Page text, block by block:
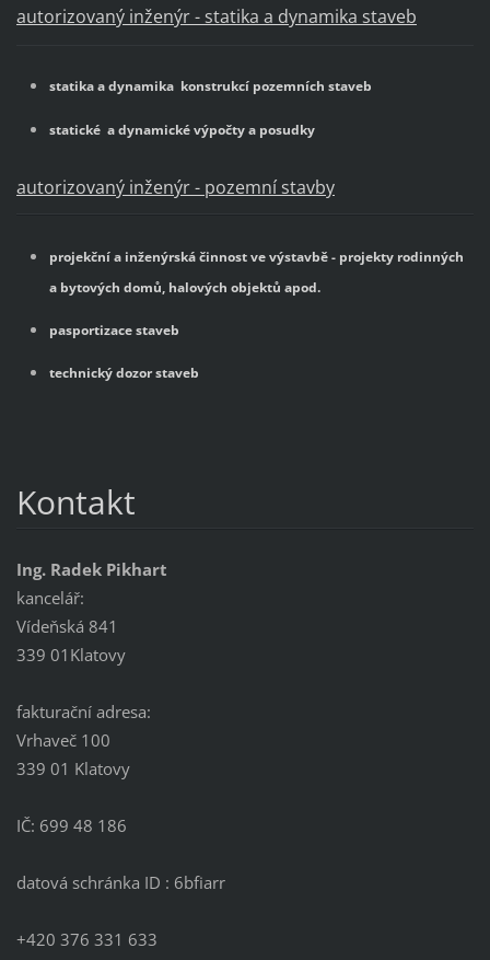
autorizovaný inženýr - statika a dynamika staveb
statika a dynamika konstrukcí pozemních staveb
statické a dynamické výpočty a posudky
autorizovaný inženýr - pozemní stavby
projekční a inženýrská činnost ve výstavbě - projekty rodinných
a bytových domů, halových objektů apod.
pasportizace staveb
technický dozor staveb
Kontakt
Ing. Radek Pikhart
kancelář:
Vídeňská 841
339 01Klatovy
fakturační adresa:
Vrhaveč 100
339 01 Klatovy
IČ: 699 48 186
datová schránka ID : 6bfiarr
+420 376 331 633